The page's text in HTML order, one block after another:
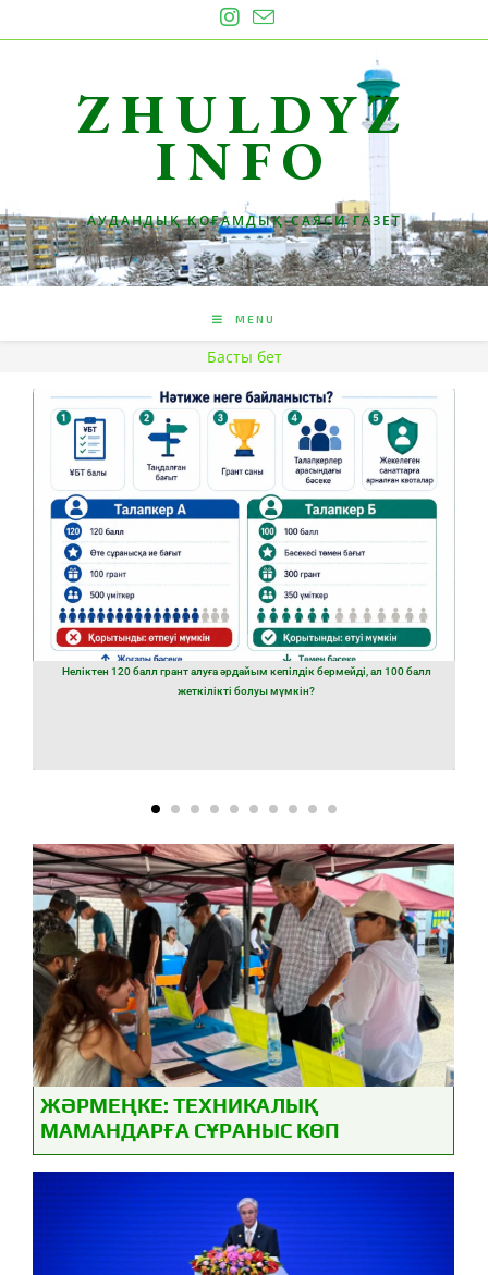
ZHULDYZ
INFO
АУДАНДЫҚ ҚОҒАМДЫҚ-САЯСИ ГАЗЕТ
MENU
Басты бет
Неліктен 120 балл грант алуға әрдайым кепілдік бермейді, ал 100 балл
жеткілікті болуы мүмкін?
ЖӘРМЕҢКЕ: ТЕХНИКАЛЫҚ
МАМАНДАРҒА СҰРАНЫС КӨП